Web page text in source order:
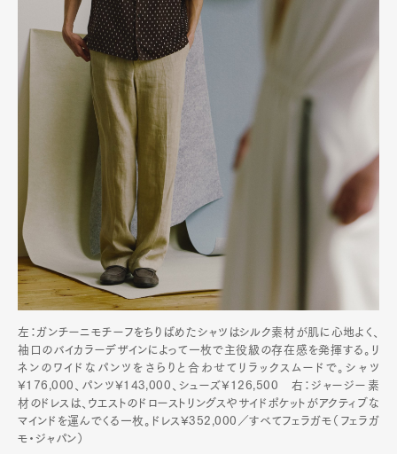
左：ガンチーニモチーフをちりばめたシャツはシルク素材が肌に心地よく、
袖口のバイカラーデザインによって一枚で主役級の存在感を発揮する。リ
ネンのワイドなパンツをさらりと合わせてリラックスムードで。シャツ
¥176,000、パンツ¥143,000、シューズ¥126,500 右：ジャージー素
材のドレスは、ウエストのドローストリングスやサイドポケットがアクティブな
マインドを運んでくる一枚。ドレス¥352,000／すべてフェラガモ（フェラガ
モ・ジャパン）